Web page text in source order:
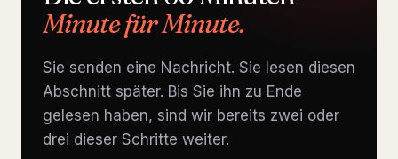
Minute für Minute.
Sie senden eine Nachricht. Sie lesen diesen
Abschnitt später. Bis Sie ihn zu Ende
gelesen haben, sind wir bereits zwei oder
drei dieser Schritte weiter.